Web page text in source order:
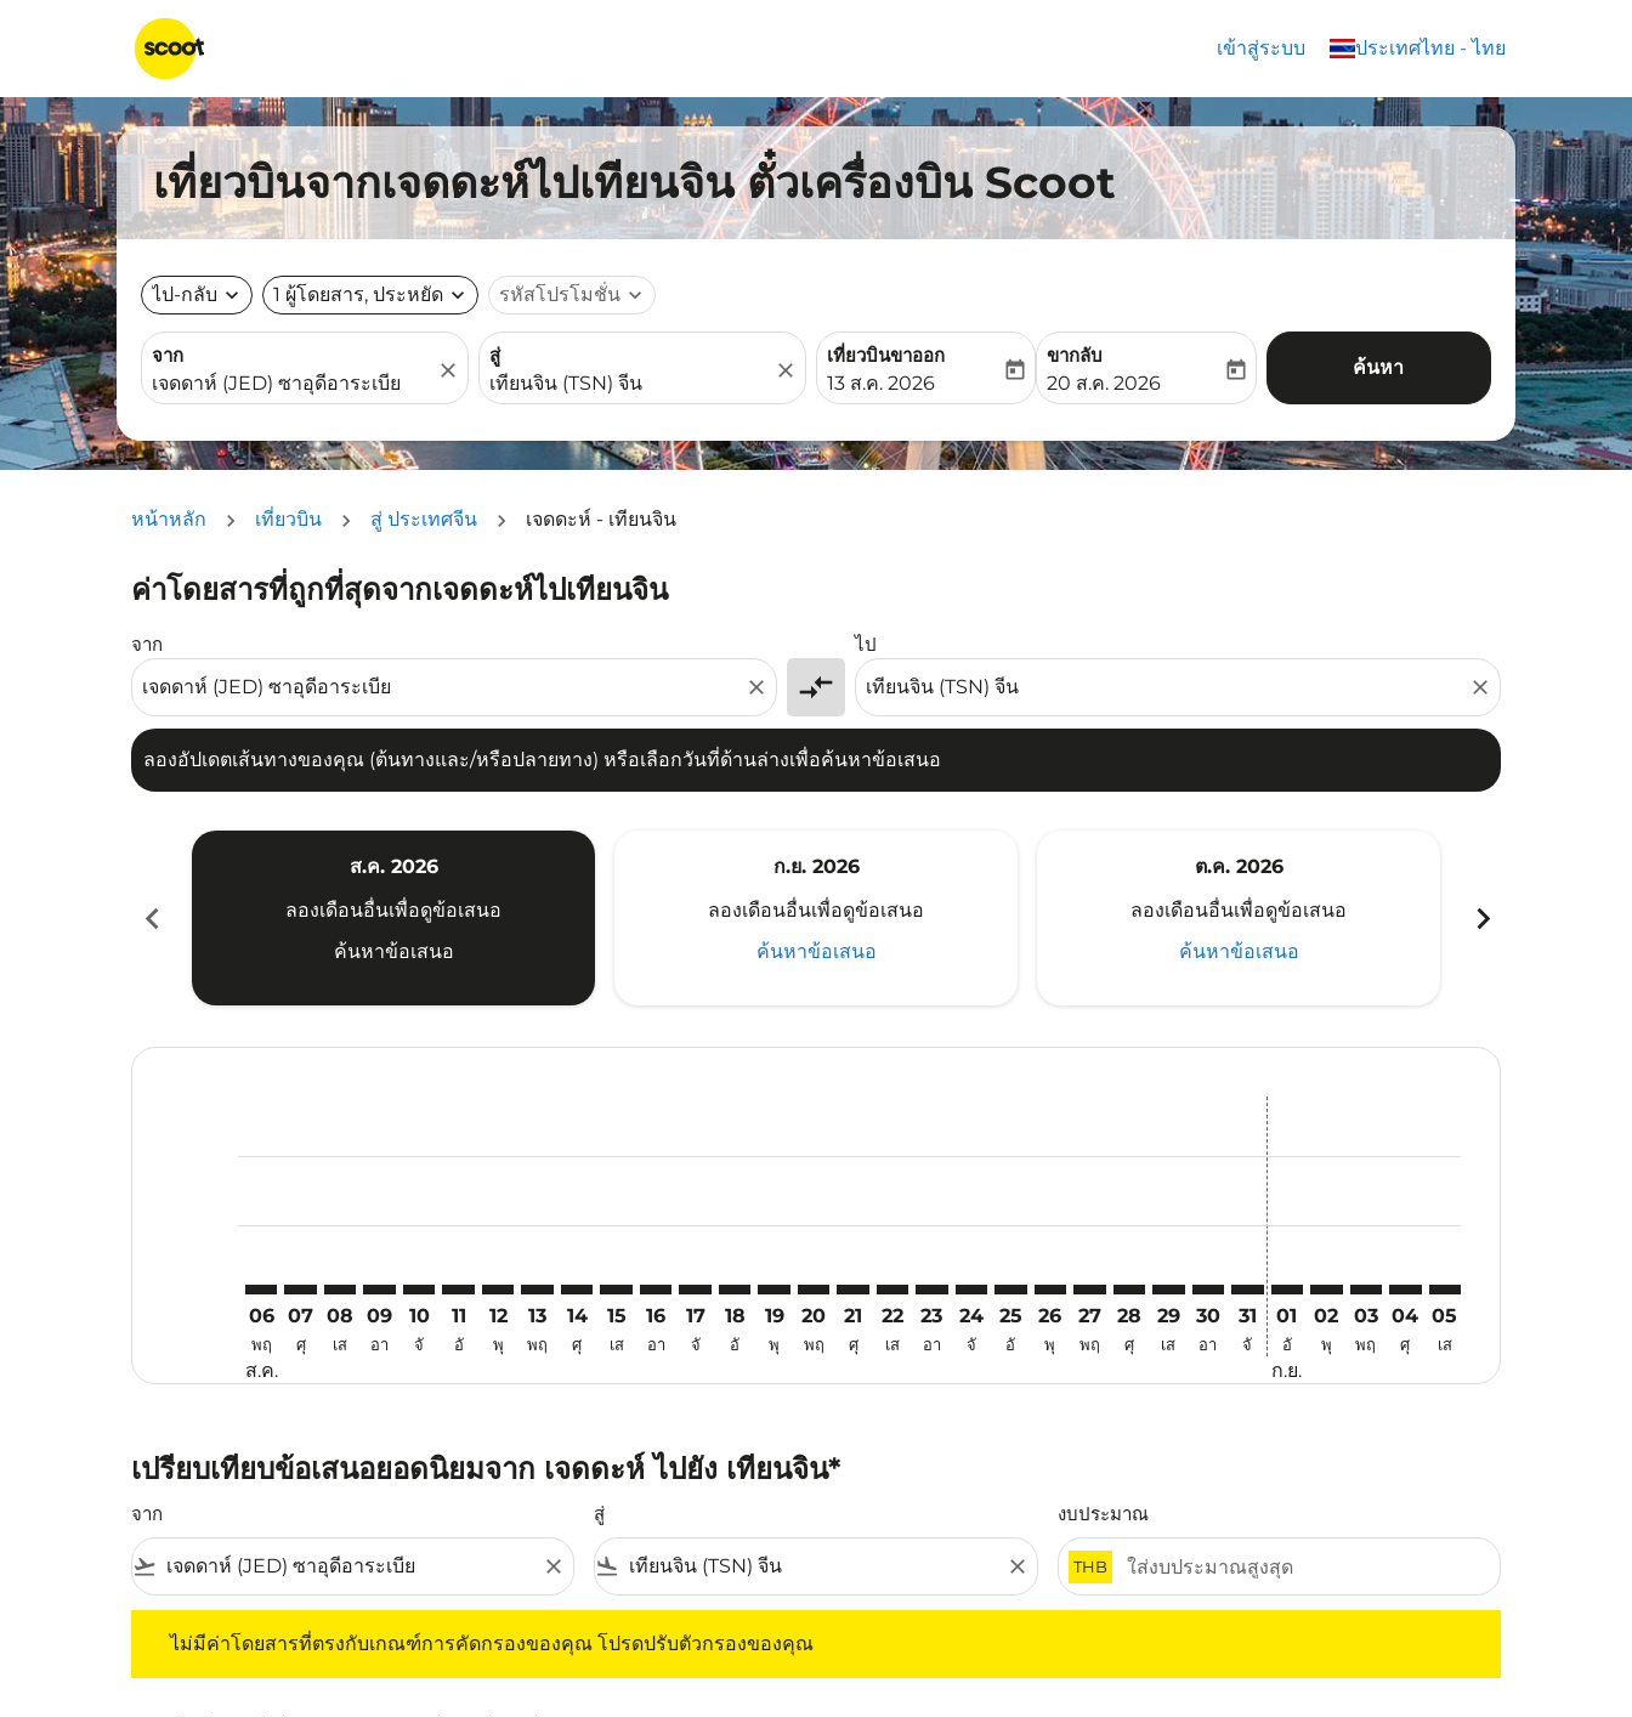
เข้าสู่ระบบ ประเทศไทย - ไทย
keyboard_arrow_down
เที่ยวบินจากเจดดะห์ไปเทียนจิน ตั๋วเครื่องบิน Scoot
ไป-กลับ expand_more 1 ผู้โดยสาร, ประหยัด expand_more รหัสโปรโมชั่น expand_more
จาก
close
สู่
close
เที่ยวบินขาออก
fc-booking-departure-date-aria-label
13 ส.ค. 2026
today
ขากลับ
fc-booking-return-date-aria-label
20 ส.ค. 2026
today ค้นหา
หน้าหลัก เที่ยวบิน สู่ ประเทศจีน เจดดะห์ - เทียนจิน
ค่าโดยสารที่ถูกที่สุดจากเจดดะห์ไปเทียนจิน
จาก
close compare_arrows
ไป
close
ลองอัปเดตเส้นทางของคุณ (ต้นทางและ/หรือปลายทาง) หรือเลือกวันที่ด้านล่างเพื่อค้นหาข้อเสนอ
ลองอัปเดตเส้นทางของคุณ (ต้นทางและ/หรือปลายทาง) หรือเลือกวันที่ด้านล่างเพื่อค้นหาข้อเสนอ
chevron_left
ส.ค. 2026
ลองเดือนอื่นเพื่อดูข้อเสนอ
ค้นหาข้อเสนอ
ก.ย. 2026
ลองเดือนอื่นเพื่อดูข้อเสนอ
ค้นหาข้อเสนอ
ต.ค. 2026
ลองเดือนอื่นเพื่อดูข้อเสนอ
ค้นหาข้อเสนอ
chevron_right
06
พฤ
ส.ค.
07
ศุ
08
เส
09
อา
10
จั
11
อั
12
พุ
13
พฤ
14
ศุ
15
เส
16
อา
17
จั
18
อั
19
พุ
20
พฤ
JED–TSN: cmp-view-offers-disclaimer. ค้นหาข้อเสนอ
21
ศุ
JED–TSN: cmp-view-offers-disclaimer. ค้นหาข้อเสนอ
22
เส
JED–TSN: cmp-view-offers-disclaimer. ค้นหาข้อเสนอ
23
อา
JED–TSN: cmp-view-offers-disclaimer. ค้นหาข้อเสนอ
24
จั
JED–TSN: cmp-view-offers-disclaimer. ค้นหาข้อเสนอ
25
อั
JED–TSN: cmp-view-offers-disclaimer. ค้นหาข้อเสนอ
26
พุ
JED–TSN: cmp-view-offers-disclaimer. ค้นหาข้อเสนอ
27
พฤ
JED–TSN: cmp-view-offers-disclaimer. ค้นหาข้อเสนอ
28
ศุ
JED–TSN: cmp-view-offers-disclaimer. ค้นหาข้อเสนอ
29
เส
JED–TSN: cmp-view-offers-disclaimer. ค้นหาข้อเ
30
อา
JED–TSN: cmp-view-offers-disclaimer. ค้นหา
31
จั
01
อั
ก.ย.
02
พุ
03
พฤ
04
ศุ
05
เส
เปรียบเทียบข้อเสนอยอดนิยมจาก เจดดะห์ ไปยัง เทียนจิน*
จาก
flight_takeoff close
สู่
flight_land close
งบประมาณ
THB
ไม่มีค่าโดยสารที่ตรงกับเกณฑ์การคัดกรองของคุณ โปรดปรับตัวกรองของคุณ